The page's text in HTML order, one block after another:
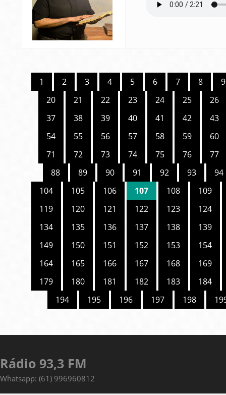
1 2 3 4 5 6 7 8
9
20
21 22 23 24 25
26
37
38 39 40 41 42
43
54
55 56 57 58 59
60
71
72 73 74 75 76
77
88
89 90 91 92 93
94
104
105 106 107 108
109
119
120 121 122 123
124
134
135 136 137 138
139
149
150 151 152 153
154
164
165 166 167 168
169
179
180 181 182 183
184
194
195 196 197 198
Rádio 93,3 FM
Whatsapp: (61) 996960812